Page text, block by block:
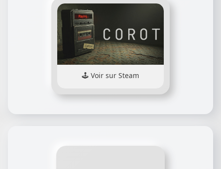
Voir sur Steam